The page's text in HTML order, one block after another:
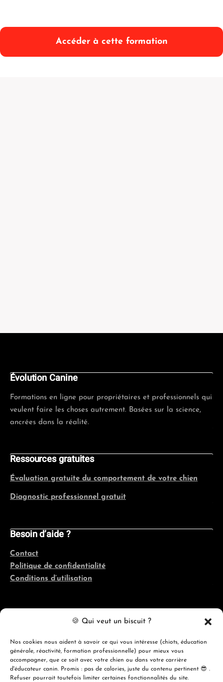
🍪 Qui veut un biscuit ?
Nos cookies nous aident à savoir ce qui vous intéresse (chiots, éducation
générale, réactivité, formation professionnelle) pour mieux vous
accompagner, que ce soit avec votre chien ou dans votre carrière
d'éducateur canin. Promis : pas de calories, juste du contenu pertinent 😎 .
Refuser pourrait toutefois limiter certaines fonctionnalités du site.
Accéder à cette formation
Évolution Canine
Formations en ligne pour propriétaires et professionnels qui
veulent faire les choses autrement. Basées sur la science,
ancrées dans la réalité.
Ressources gratuites
Évaluation gratuite du comportement de votre chien
Diagnostic professionnel gratuit
Besoin d’aide ?
Contact
Politique de confidentialité
Conditions d’utilisation
info@evolutioncanine.ca